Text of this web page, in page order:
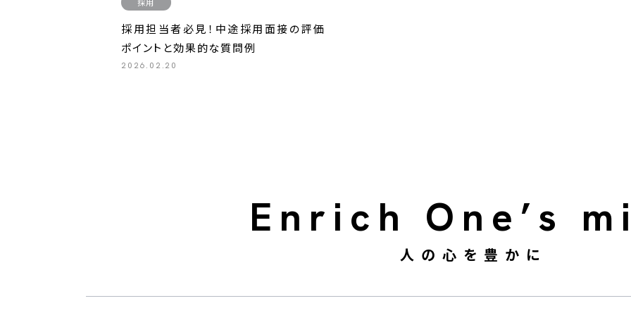
採用
採用担当者必見！中途採用面接の評価
ポイントと効果的な質問例
2026.02.20
Enrich One’s
人の心を豊かに